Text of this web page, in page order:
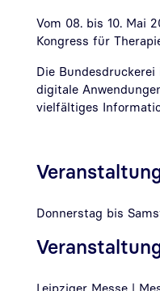
Vom 08. bis 10. Mai
Kongress für
Die
digitale
vielfältiges
Donnerstag bis
Leipziger Messe |